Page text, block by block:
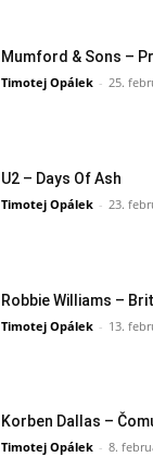
Mumford & Sons –
Timotej Opálek - 25.
U2 – Days Of Ash
Timotej Opálek - 23.
Robbie Williams –
Timotej Opálek - 13.
Korben Dallas –
Timotej Opálek - 8.